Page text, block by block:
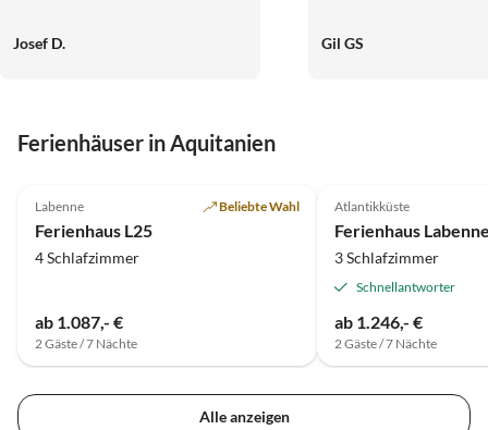
wie in Natura. Die Hinweise für
Preis/ Leistungsverhältnis ist sehr
gut!
Josef D.
anywhere for shopping
Gil GS
Ferienhäuser in Aquitanien
Labenne Beliebte Wahl
Ferienhaus L25
4 Schlafzimmer
ab 1.087,- €
2 Gäste / 7 Nächte
Atlantikküste
3 Schlafzimmer
Schnellantworter
ab 1.246,- €
2 Gäste / 7 Nächte
Alle anzeigen